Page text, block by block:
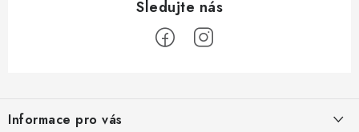
Informace pro vás